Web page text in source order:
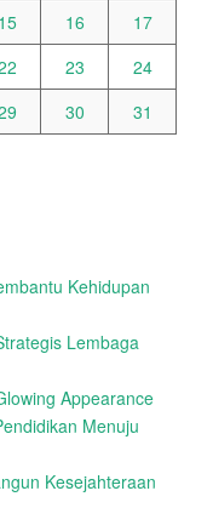
15 16
17
23
24
30 31
Kehidupan
Lembaga
Appearance
Menuju
Kesejahteraan